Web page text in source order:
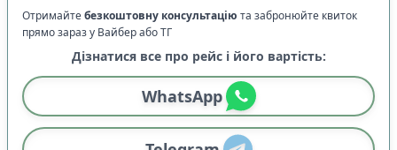
Отримайтебезкоштовну консультацію та забронюйте квиток
прямо зараз у Вайбер або ТГ
Дізнатися все про рейс і його вартість:
WhatsApp